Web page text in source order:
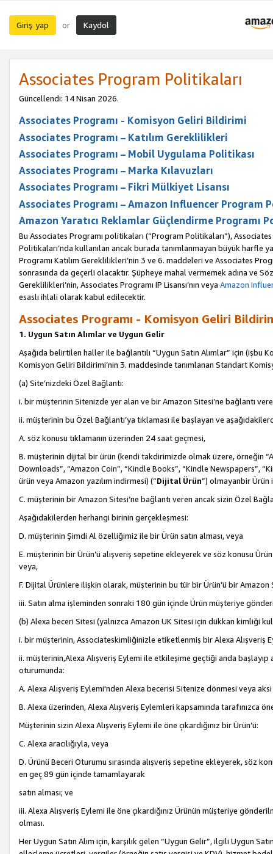
Giriş yap or Kaydol
Associates Program Politikaları
Güncellendi: 14 Nisan 2026.
Associates Programı - Komisyon Geliri Bildirimi
Associates Programı – Katılım Gereklilikleri
Associates Programı – Mobil Uygulama Politikası
Associates Programı – Marka Kılavuzları
Associates Programı – Fikri Mülkiyet Lisansı
Associates Programı – Amazon Influencer Program
Amazon Yaratıcı Reklamlar Güçlendirme Programı
Bu Associates Programı politikaları (“Program Politikaları”),
Politikaları’nda kullanılan ancak burada tanımlanmayan büyük harfle
Programı Katılım Gereklilikleri’nin 3 ve 6. maddeleri ve Associates
sonrasında da geçerli olacaktır. Şüpheye mahal vermemek adına ve
Gereklilikleri’nin, Associates Programı IP Lisansı’nın veya Amazon
esaslı ihlali olarak kabul edilecektir.
Associates Programı - Komisyon Geliri
1. Uygun Satın Alımlar ve Uygun Gelir
Aşağıda belirtilen haller ile bağlantılı “Uygun Satın Alımlar” için
Komisyon Geliri Bildirimi’nin 3. maddesinde tanımlanan Standart
(a) Site’nizdeki Özel Bağlantı:
i. bir müşterinin Sitenizde yer alan ve bir Amazon Sitesi’ne bağlantı
ii. müşterinin bu Özel Bağlantı’ya tıklaması ile başlayan ve
A. söz konusu tıklamanın üzerinden 24 saat geçmesi,
B. müşterinin dijital bir ürün (kendi takdirimizde olmak üzere, örneğin
Downloads”, “Amazon Coin”, “Kindle Books”, “Kindle Newspapers”,
ürün veya Amazon yazılım indirmesi) (“Dijital Ürün”) olmayanbir Ürün
C. müşterinin bir Amazon Sitesi’ne bağlantı veren ancak sizin Özel
Aşağıdakilerden herhangi birinin gerçekleşmesi:
D. müşterinin Şimdi Al özelliğimiz ile bir Ürün satın alması, veya
E. müşterinin bir Ürün’ü alışveriş sepetine ekleyerek ve söz konusu
veya,
F. Dijital Ürünlere ilişkin olarak, müşterinin bu tür bir Ürün’ü bir Amazon
iii. Satın alma işleminden sonraki 180 gün içinde Ürün müşteriye
(b) Alexa beceri Sitesi (yalnızca Amazon UK Sitesi için dükkan kimliği
i. bir müşterinin, Associateskimliğinizle etiketlenmiş bir Alexa Alışveriş
ii. müşterinin,Alexa Alışveriş Eylemi ile etkileşime geçtiği anda
oturumunda:
A. Alexa Alışveriş Eylemi'nden Alexa becerisi Sitenize dönmesi veya
B. Alexa üzerinden, Alexa Alışveriş Eylemleri kapsamında tarafınızca
Müşterinin sizin Alexa Alışveriş Eylemi ile öne çıkardığınız bir Ürün’ü:
C. Alexa aracılığıyla, veya
D. Ürünü Beceri Oturumu sırasında alışveriş sepetine ekleyerek, söz
en geç 89 gün içinde tamamlayarak
satın alması; ve
iii. Alexa Alışveriş Eylemi ile öne çıkardığınız Ürünün müşteriye
olması.
Her Uygun Satın Alım için, karşılık gelen “Uygun Gelir”, ilgili Uygun